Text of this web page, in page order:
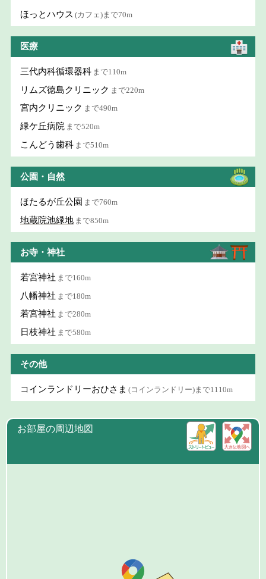
ほっとハウス (カフェ)まで70m
医療
三代内科循環器科 まで110m
リムズ徳島クリニック まで220m
宮内クリニック まで490m
緑ケ丘病院 まで520m
こんどう歯科 まで510m
公園・自然
ほたるが丘公園 まで760m
地蔵院池緑地 まで850m
お寺・神社
若宮神社 まで160m
八幡神社 まで180m
若宮神社 まで280m
日枝神社 まで580m
その他
コインランドリーおひさま (コインランドリー)まで1110m
お部屋の周辺地図